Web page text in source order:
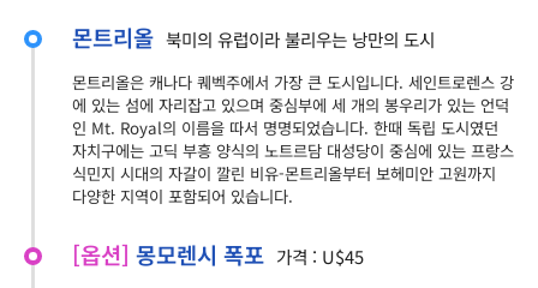
몬트리올 북미의 유럽이라 불리우는 낭만의 도시
몬트리올은 캐나다 퀘벡주에서 가장 큰 도시입니다. 세인트로렌스 강
에 있는 섬에 자리잡고 있으며 중심부에 세 개의 봉우리가 있는 언덕
인 Mt. Royal의 이름을 따서 명명되었습니다. 한때 독립 도시였던
자치구에는 고딕 부흥 양식의 노트르담 대성당이 중심에 있는 프랑스
식민지 시대의 자갈이 깔린 비유-몬트리올부터 보헤미안 고원까지
다양한 지역이 포함되어 있습니다.
[옵션] 몽모렌시 폭포 가격 : U$45